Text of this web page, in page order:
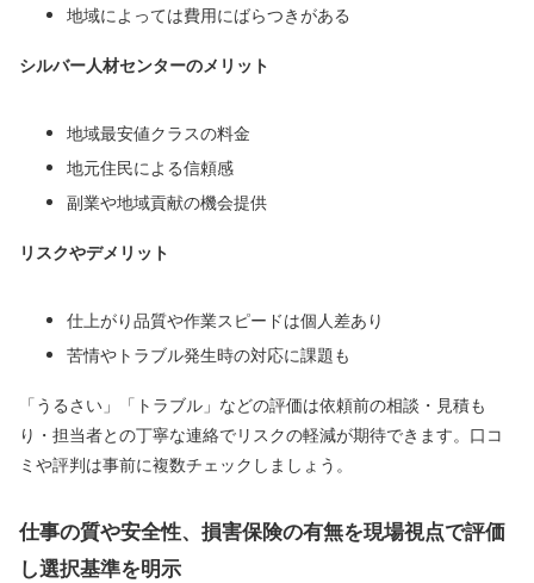
地域によっては費用にばらつきがある
シルバー人材センターのメリット
地域最安値クラスの料金
地元住民による信頼感
副業や地域貢献の機会提供
リスクやデメリット
仕上がり品質や作業スピードは個人差あり
苦情やトラブル発生時の対応に課題も
「うるさい」「トラブル」などの評価は依頼前の相談・見積も
り・担当者との丁寧な連絡でリスクの軽減が期待できます。口コ
ミや評判は事前に複数チェックしましょう。
仕事の質や安全性、損害保険の有無を現場視点で評価
し選択基準を明示